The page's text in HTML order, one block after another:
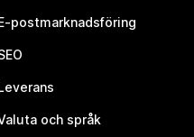
E-postmarknadsföring
Leverans
och språk